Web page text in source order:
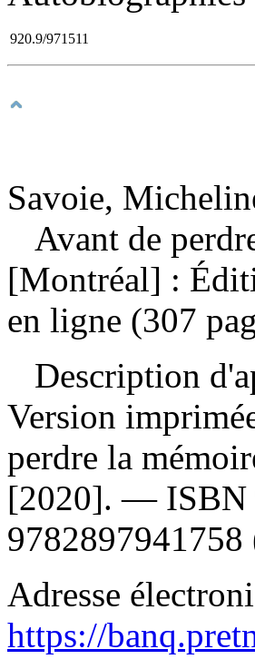
920.9/971511
Savoie,
Avant de
[Montréal] :
en ligne (307
Description
Version
perdre la
[2020]. — ISBN
9782897941758
Adresse
https://